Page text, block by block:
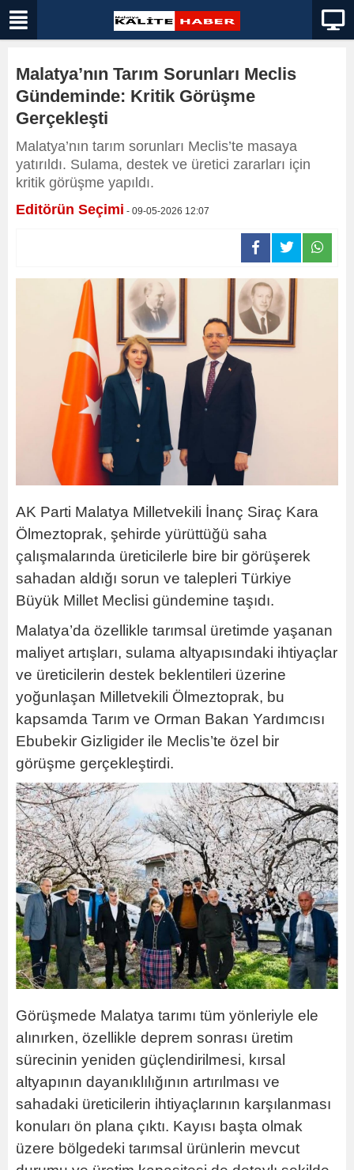
Malatya’nın Tarım Sorunları Meclis
Gündeminde: Kritik Görüşme
Gerçekleşti
Malatya’nın tarım sorunları Meclis’te masaya
yatırıldı. Sulama, destek ve üretici zararları için
kritik görüşme yapıldı.
Editörün Seçimi - 09-05-2026 12:07
AK Parti Malatya Milletvekili İnanç Siraç Kara
Ölmeztoprak, şehirde yürüttüğü saha
çalışmalarında üreticilerle bire bir görüşerek
sahadan aldığı sorun ve talepleri Türkiye
Büyük Millet Meclisi gündemine taşıdı.
Malatya’da özellikle tarımsal üretimde yaşanan
maliyet artışları, sulama altyapısındaki ihtiyaçlar
ve üreticilerin destek beklentileri üzerine
yoğunlaşan Milletvekili Ölmeztoprak, bu
kapsamda Tarım ve Orman Bakan Yardımcısı
Ebubekir Gizligider ile Meclis’te özel bir
görüşme gerçekleştirdi.
Görüşmede Malatya tarımı tüm yönleriyle ele
alınırken, özellikle deprem sonrası üretim
sürecinin yeniden güçlendirilmesi, kırsal
altyapının dayanıklılığının artırılması ve
sahadaki üreticilerin ihtiyaçlarının karşılanması
konuları ön plana çıktı. Kayısı başta olmak
üzere bölgedeki tarımsal ürünlerin mevcut